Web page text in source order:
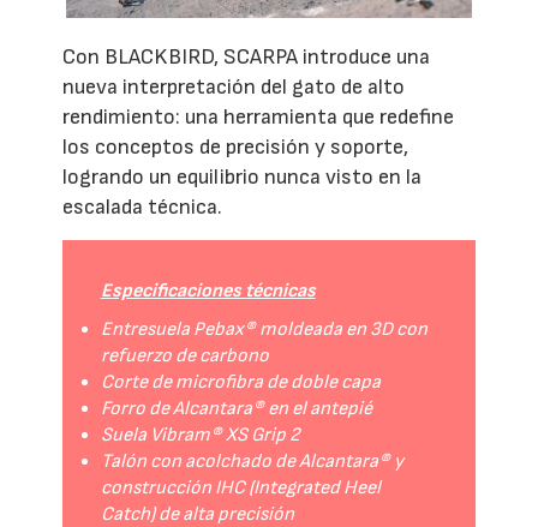
Con BLACKBIRD, SCARPA introduce una
nueva interpretación del gato de alto
rendimiento: una herramienta que redefine
los conceptos de precisión y soporte,
logrando un equilibrio nunca visto en la
escalada técnica.
Especificaciones técnicas
Entresuela Pebax® moldeada en 3D con
refuerzo de carbono
Corte de microfibra de doble capa
Forro de Alcantara® en el antepié
Suela Vibram® XS Grip 2
Talón con acolchado de Alcantara® y
construcción IHC (Integrated Heel
Catch) de alta precisión